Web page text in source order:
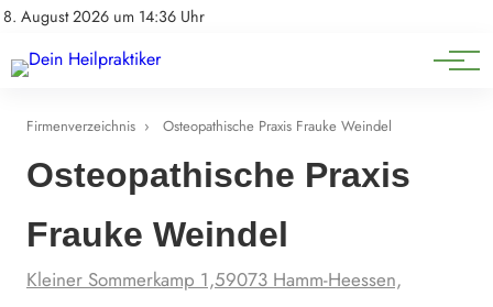
8. August 2026 um 14:36 Uhr
Impressum
Natürliche Medizin
Heilpflanzen & Kräuterkunde
Firmenverzeichnis › Osteopathische Praxis Frauke Weindel
Osteopathische Praxis
Frauke Weindel
Kleiner Sommerkamp 1,59073 Hamm-Heessen,